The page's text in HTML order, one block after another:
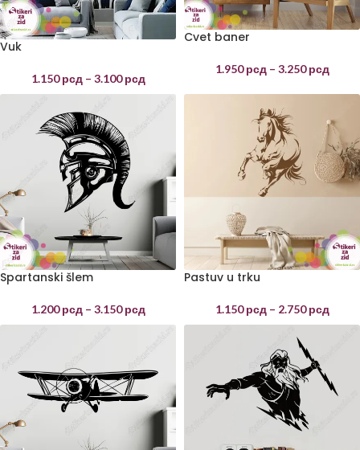
Vuk
1.150рсд – 3.100рсд
Cvet baner
1.950рсд – 3.250рсд
Spartanski šlem
1.200рсд – 3.150рсд
Pastuv u trku
1.150рсд – 2.750рсд